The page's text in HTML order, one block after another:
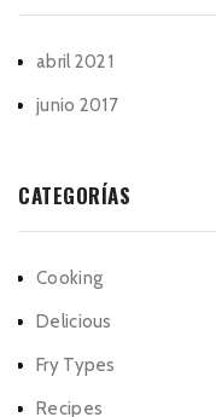
abril 2021
junio 2017
CATEGORÍAS
Cooking
Delicious
Fry Types
Recipes